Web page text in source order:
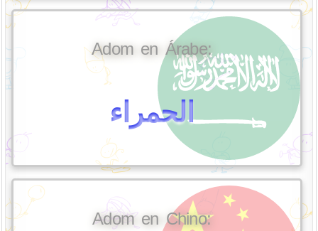
Adom en Árabe:
الحمراء
Adom en Chino: